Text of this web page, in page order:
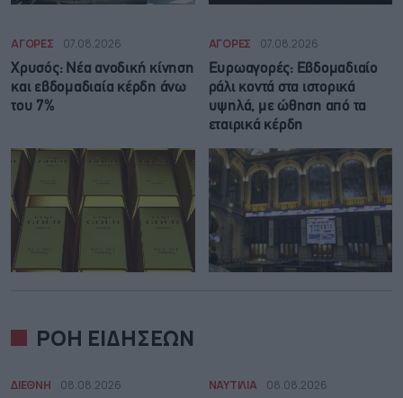
ΑΓΟΡΕΣ 07.08.2026
Χρυσός: Νέα ανοδική κίνηση
και εβδομαδιαία κέρδη άνω
του 7%
ΑΓΟΡΕΣ 07.08.2026
Ευρωαγορές: Εβδομαδιαίο
ράλι κοντά στα ιστορικά
υψηλά, με ώθηση από τα
εταιρικά κέρδη
ΡΟΗ ΕΙΔΗΣΕΩΝ
ΔΙΕΘΝΗ 08.08.2026 ΝΑΥΤΙΛΙΑ 08.08.2026